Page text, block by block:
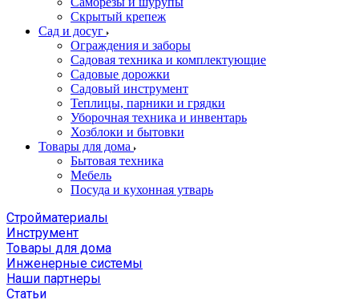
Скрытый крепеж
Сад и досуг
Ограждения и заборы
Садовая техника и комплектующие
Садовые дорожки
Садовый инструмент
Теплицы, парники и грядки
Уборочная техника и инвентарь
Хозблоки и бытовки
Товары для дома
Бытовая техника
Мебель
Посуда и кухонная утварь
Стройматериалы
Инструмент
Товары для дома
Инженерные системы
Наши партнеры
Статьи